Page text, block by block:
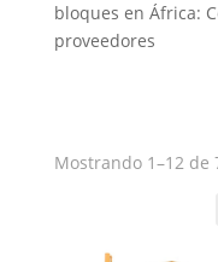
bloques en África:
proveedores
Mostrando 1–12 de